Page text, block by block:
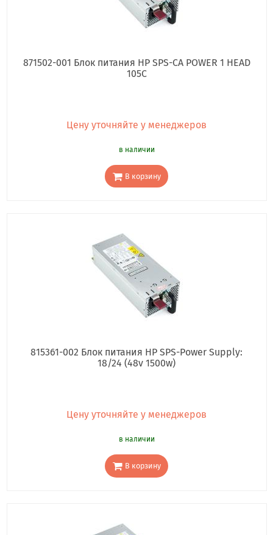
871502-001 Блок питания HP SPS-CA POWER 1 HEAD
105C
Цену уточняйте у менеджеров
в наличии
В корзину
815361-002 Блок питания HP SPS-Power Supply:
18/24 (48v 1500w)
Цену уточняйте у менеджеров
в наличии
В корзину